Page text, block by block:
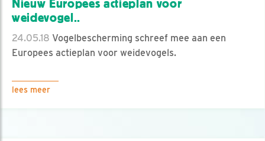
Nieuw Europees actieplan voor
weidevogel..
24.05.18 Vogelbescherming schreef mee aan een
Europees actieplan voor weidevogels.
lees meer